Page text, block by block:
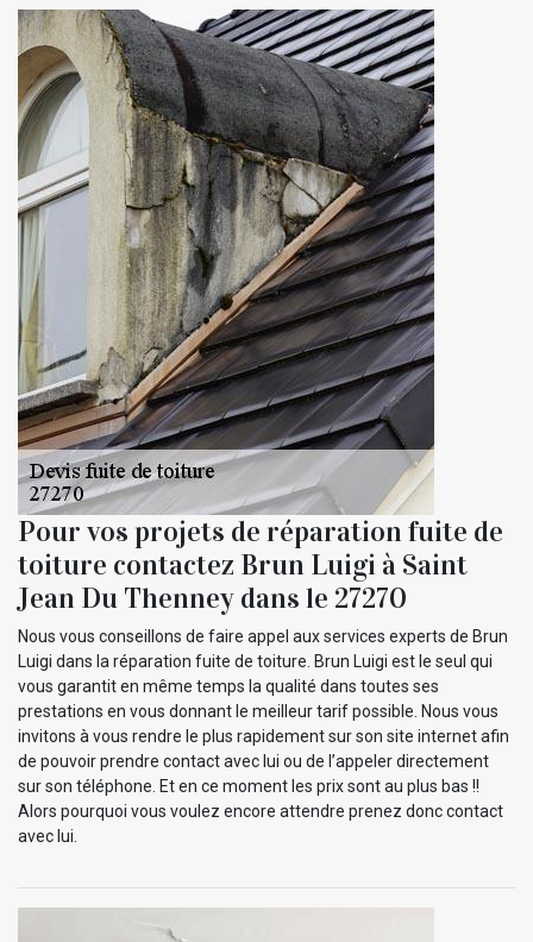
Pour vos projets de réparation fuite de
toiture contactez Brun Luigi à Saint
Jean Du Thenney dans le 27270
Nous vous conseillons de faire appel aux services experts de Brun
Luigi dans la réparation fuite de toiture. Brun Luigi est le seul qui
vous garantit en même temps la qualité dans toutes ses
prestations en vous donnant le meilleur tarif possible. Nous vous
invitons à vous rendre le plus rapidement sur son site internet afin
de pouvoir prendre contact avec lui ou de l’appeler directement
sur son téléphone. Et en ce moment les prix sont au plus bas !!
Alors pourquoi vous voulez encore attendre prenez donc contact
avec lui.